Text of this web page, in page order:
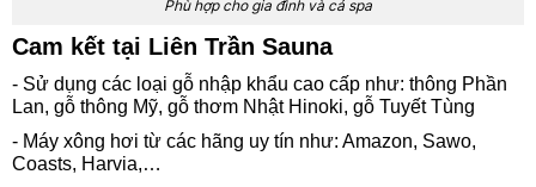
Phù hợp cho gia đình và cả spa
Cam kết tại Liên Trần Sauna
- Sử dụng các loại gỗ nhập khẩu cao cấp như: thông Phần
Lan, gỗ thông Mỹ, gỗ thơm Nhật Hinoki, gỗ Tuyết Tùng
- Máy xông hơi từ các hãng uy tín như: Amazon, Sawo,
Coasts, Harvia,…